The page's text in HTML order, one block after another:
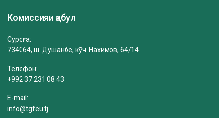
Комиссияи қабул
Суроға:
734064, ш. Душанбе, кӯч. Нахимов, 64/14
Телефон:
+992 37 231 08 43
E-mail:
info@tgfeu.tj